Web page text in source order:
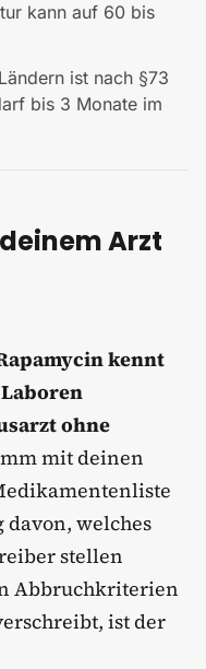
kann auf 60 bis
ist nach §73
bis 3 Monate im
Arzt
kennt
ohne
mit deinen
welches
stellen
Abbruchkriterien
ist der